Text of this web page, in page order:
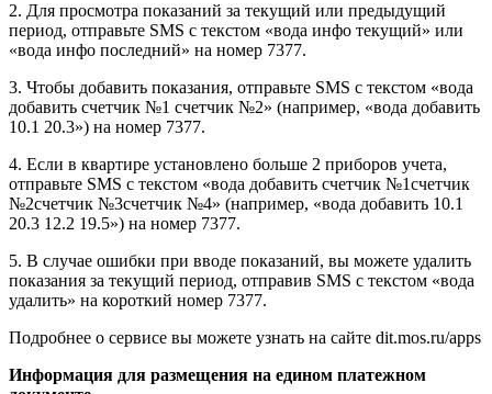
2. Для просмотра показаний за текущий или предыдущий
период, отправьте SMS с текстом «вода инфо текущий» или
«вода инфо поcледний» на номер 7377.
3. Чтобы добавить показания, отправьте SMS с текстом «вода
добавить счетчик №1 счетчик №2» (например, «вода добавить
10.1 20.3») на номер 7377.
4. Если в квартире установлено больше 2 приборов учета,
отправьте SMS с текстом «вода добавить счетчик №1счетчик
№2счетчик №3счетчик №4» (например, «вода добавить 10.1
20.3 12.2 19.5») на номер 7377.
5. В случае ошибки при вводе показаний, вы можете удалить
показания за текущий период, отправив SMS с текстом «вода
удалить» на короткий номер 7377.
Подробнее о сервисе вы можете узнать на сайте dit.mos.ru/apps
Информация для размещения на едином платежном